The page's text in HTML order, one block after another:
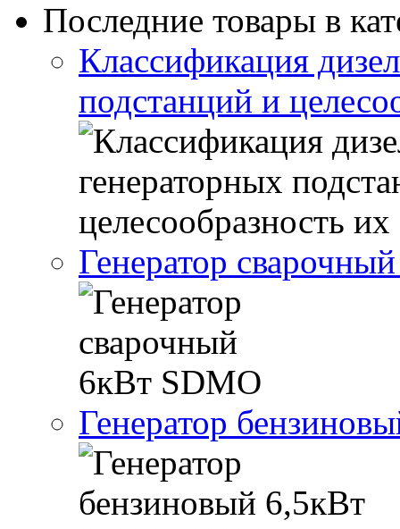
Последние товары в
Классификация
подстанций и
Генератор
Генератор